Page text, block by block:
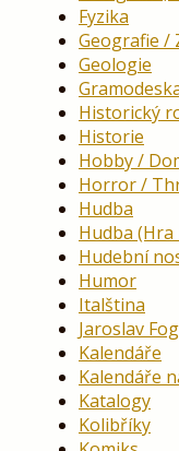
Fyzika
Geografie /
Geologie
Historický
Historie
Hobby /
Horror /
Hudba
Hudba
Hudební
Humor
Italština
Jaroslav
Kalendáře
Kalendáře
Katalogy
Kolibříky